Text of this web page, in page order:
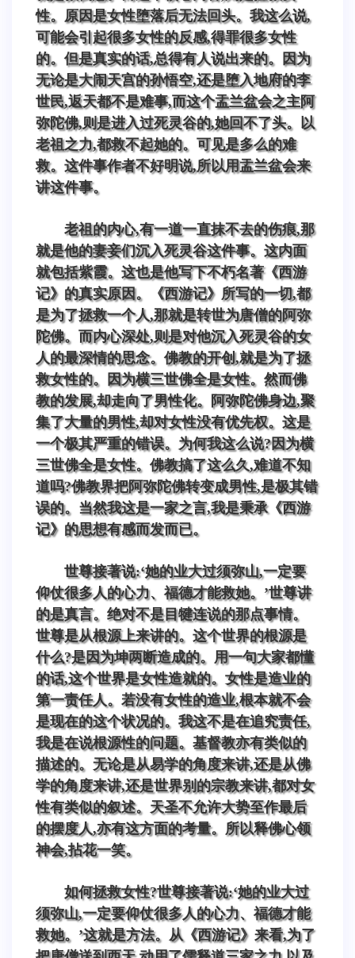
性。原因是女性堕落后无法回头。我这么说,
可能会引起很多女性的反感,得罪很多女性
的。但是真实的话,总得有人说出来的。因为
无论是大闹天宫的孙悟空,还是堕入地府的李
世民,返天都不是难事,而这个盂兰盆会之主阿
弥陀佛,则是进入过死灵谷的,她回不了头。以
老祖之力,都救不起她的。可见是多么的难
救。这件事作者不好明说,所以用盂兰盆会来
讲这件事。
老祖的内心,有一道一直抹不去的伤痕,那
就是他的妻妾们沉入死灵谷这件事。这内面
就包括紫霞。这也是他写下不朽名著《西游
记》的真实原因。《西游记》所写的一切,都
是为了拯救一个人,那就是转世为唐僧的阿弥
陀佛。而内心深处,则是对他沉入死灵谷的女
人的最深情的思念。佛教的开创,就是为了拯
救女性的。因为横三世佛全是女性。然而佛
教的发展,却走向了男性化。阿弥陀佛身边,聚
集了大量的男性,却对女性没有优先权。这是
一个极其严重的错误。为何我这么说?因为横
三世佛全是女性。佛教搞了这么久,难道不知
道吗?佛教界把阿弥陀佛转变成男性,是极其错
误的。当然我这是一家之言,我是秉承《西游
记》的思想有感而发而已。
世尊接著说:‘她的业大过须弥山,一定要
仰仗很多人的心力、福德才能救她。’世尊讲
的是真言。绝对不是目犍连说的那点事情。
世尊是从根源上来讲的。这个世界的根源是
什么?是因为坤两断造成的。用一句大家都懂
的话,这个世界是女性造就的。女性是造业的
第一责任人。若没有女性的造业,根本就不会
是现在的这个状况的。我这不是在追究责任,
我是在说根源性的问题。基督教亦有类似的
描述的。无论是从易学的角度来讲,还是从佛
学的角度来讲,还是世界别的宗教来讲,都对女
性有类似的叙述。天圣不允许大势至作最后
的摆度人,亦有这方面的考量。所以释佛心领
神会,拈花一笑。
如何拯救女性?世尊接著说:‘她的业大过
须弥山,一定要仰仗很多人的心力、福德才能
救她。’这就是方法。从《西游记》来看,为了